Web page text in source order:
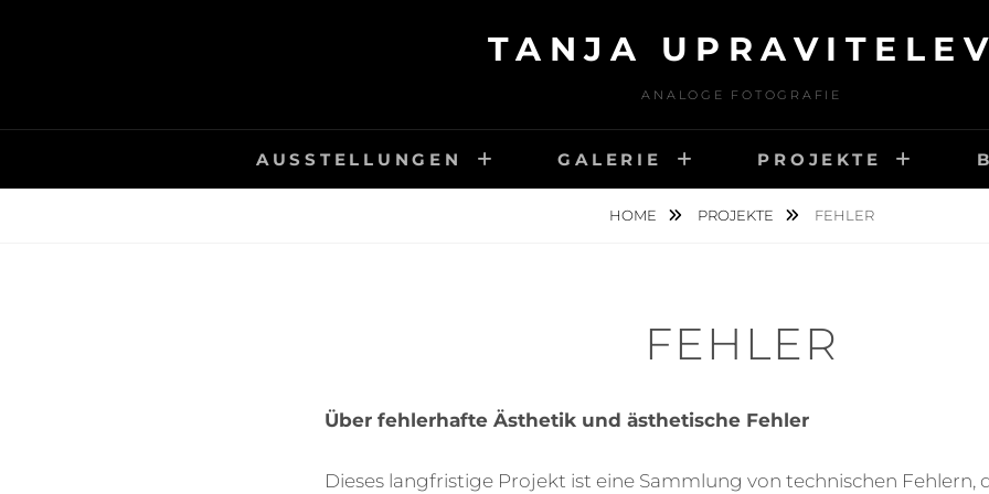
TANJA UPRAVITELEV
ANALOGE FOTOGRAFIE
AUSSTELLUNGEN GALERIE PROJEKTE
HOME PROJEKTE FEHLER
FEHLER
Über fehlerhafte Ästhetik und ästhetische Fehler
Dieses langfristige Projekt ist eine Sammlung von technischen Fehlern,